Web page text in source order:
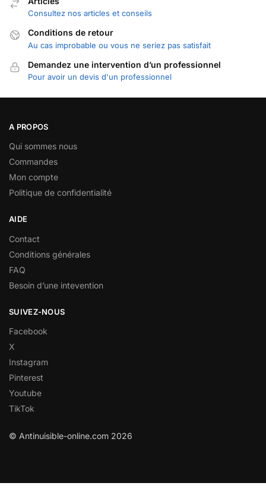
Consultez nos articles et conseils
Conditions de retour
Au cas improbable ou vous ne seriez pas satisfait
Demandez une intervention d’un professionnel
Pour avoir un devis d'un professionnel
A PROPOS
Qui sommes nous
Commandes
Mon compte
Politique de confidentialité
AIDE
Contact
Conditions générales
FAQ
Besoin d’une intevention
SUIVEZ-NOUS
Facebook
X
Instagram
Pinterest
Youtube
TikTok
© Antinuisible-online.com 2026